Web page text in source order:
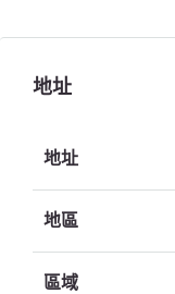
地址
地址
地區
區域